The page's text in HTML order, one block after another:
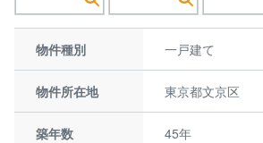
物件種別 一戸建て
物件所在地 東京都文京区
築年数 45年